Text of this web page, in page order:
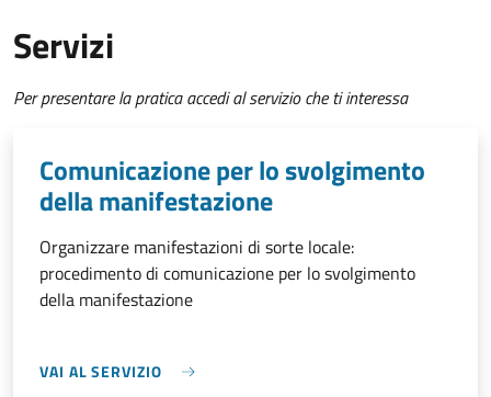
Servizi
Per presentare la pratica accedi al servizio che ti interessa
Comunicazione per lo svolgimento
della manifestazione
Organizzare manifestazioni di sorte locale:
procedimento di comunicazione per lo svolgimento
della manifestazione
VAI AL SERVIZIO